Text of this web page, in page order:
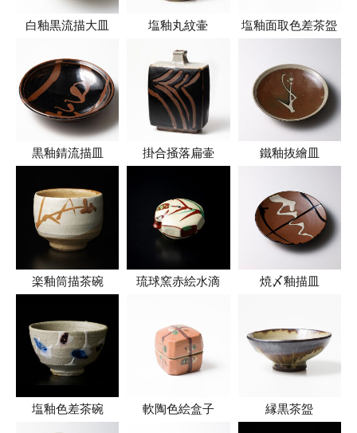
白釉黒流描大皿 塩釉丸紋壷 塩釉面取色差茶盌
黒釉錆流描皿 掛合掻落扁壷 鐵釉抜繪皿
楽釉筒描茶碗 琉球窯赤絵水滴 焼〆釉描皿
塩釉色差茶碗 軟陶色絵盒子 縁黒茶盌